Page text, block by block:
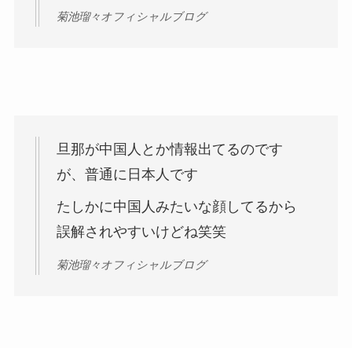
菊池瑠々オフィシャルブログ
旦那が中国人とか情報出てるのです
が、普通に日本人です
たしかに中国人みたいな顔してるから
誤解されやすいけどね笑笑
菊池瑠々オフィシャルブログ